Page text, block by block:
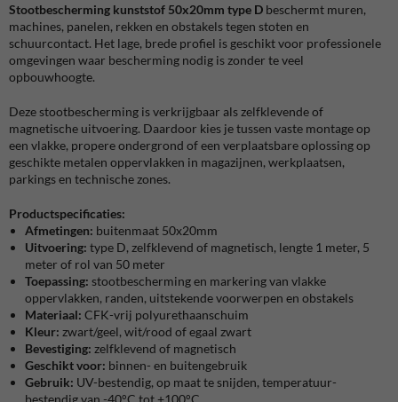
Stootbescherming kunststof 50x20mm type D beschermt muren,
machines, panelen, rekken en obstakels tegen stoten en
schuurcontact. Het lage, brede profiel is geschikt voor professionele
omgevingen waar bescherming nodig is zonder te veel
opbouwhoogte.
Deze stootbescherming is verkrijgbaar als zelfklevende of
magnetische uitvoering. Daardoor kies je tussen vaste montage op
een vlakke, propere ondergrond of een verplaatsbare oplossing op
geschikte metalen oppervlakken in magazijnen, werkplaatsen,
parkings en technische zones.
Productspecificaties:
Afmetingen: buitenmaat 50x20mm
Uitvoering: type D, zelfklevend of magnetisch, lengte 1 meter, 5
meter of rol van 50 meter
Toepassing: stootbescherming en markering van vlakke
oppervlakken, randen, uitstekende voorwerpen en obstakels
Materiaal: CFK-vrij polyurethaanschuim
Kleur: zwart/geel, wit/rood of egaal zwart
Bevestiging: zelfklevend of magnetisch
Geschikt voor: binnen- en buitengebruik
Gebruik: UV-bestendig, op maat te snijden, temperatuur-
bestendig van -40°C tot +100°C